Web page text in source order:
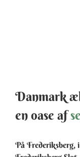
Danmark
en oase af
På Frederiksberg,